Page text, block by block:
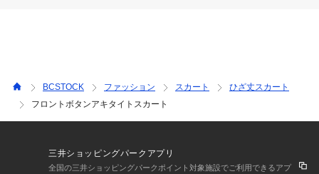
BCSTOCK ファッション スカート
ひざ丈スカート
フロントボタンアキタイトスカート
三井ショッピングパークアプリ
全国の三井ショッピングパークポイント対象施設でご利用できるアプ